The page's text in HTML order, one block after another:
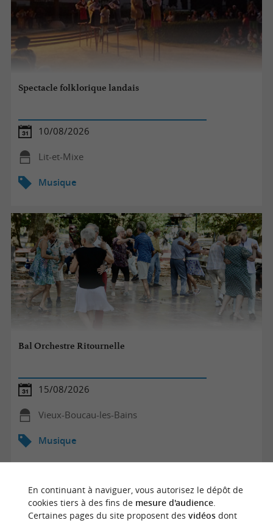
Spectacle folklorique landais
10/08/2026
Lit-et-Mixe
Musique
Bal Orchestre Ritournelle
15/08/2026
Vieux-Boucau-les-Bains
Musique
En continuant à naviguer, vous autorisez le dépôt de
cookies tiers à des fins de mesure d'audience.
Certaines pages du site proposent des vidéosdont